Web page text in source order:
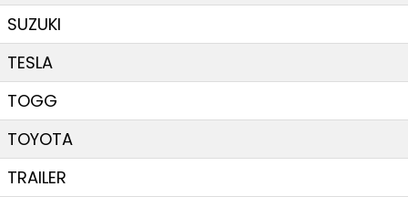
SUZUKI
TESLA
TOGG
TOYOTA
TRAILER